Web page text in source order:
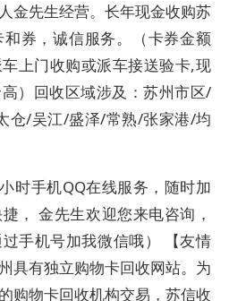
金先生经营。长年现金收购苏
券，诚信服务。（卡券金额
上门收购或派车接送验卡,现
）回收区域涉及：苏州市区/
仓/吴江/盛泽/常熟/张家港/均
时手机QQ在线服务，随时加
， 金先生欢迎您来电咨询，
手机号加我微信哦） 【友情
具有独立购物卡回收网站。为
购物卡回收机构交易，苏信收